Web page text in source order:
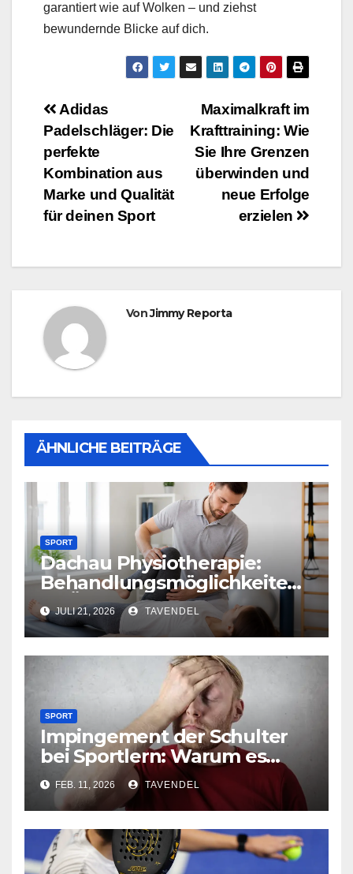
garantiert wie auf Wolken – und ziehst
bewundernde Blicke auf dich.
Beitragsnavigation
Maximalkraft im
Krafttraining: Wie
Sie Ihre Grenzen
überwinden und
neue Erfolge
erzielen
Adidas
Padelschläger: Die
perfekte
Kombination aus
Marke und Qualität
für deinen Sport
VonJimmy Reporta
ÄHNLICHE BEITRÄGE
SPORT
Dachau Physiotherapie:
Behandlungsmöglichkeiten
im Überblick
JULI 21, 2026 TAVENDEL
SPORT
Impingement der Schulter
bei Sportlern: Warum es
selten eine klassische
Verletzung ist
FEB. 11, 2026 TAVENDEL